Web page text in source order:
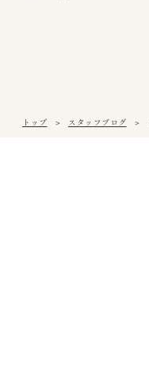
トップ スタッフブログ